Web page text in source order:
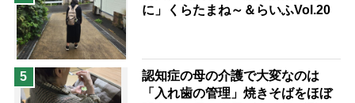
に」くらたまね～＆らいふVol.20
5
認知症の母の介護で大変なのは
「入れ歯の管理」焼きそばをほぼ